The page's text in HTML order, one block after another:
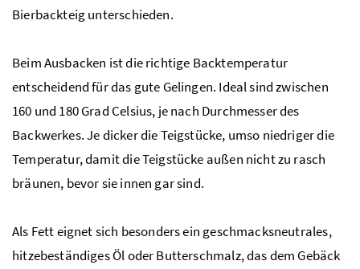
Bierbackteig unterschieden.
Beim Ausbacken ist die richtige Backtemperatur
entscheidend für das gute Gelingen. Ideal sind zwischen
160 und 180 Grad Celsius, je nach Durchmesser des
Backwerkes. Je dicker die Teigstücke, umso niedriger die
Temperatur, damit die Teigstücke außen nicht zu rasch
bräunen, bevor sie innen gar sind.
Als Fett eignet sich besonders ein geschmacksneutrales,
hitzebeständiges Öl oder Butterschmalz, das dem Gebäck